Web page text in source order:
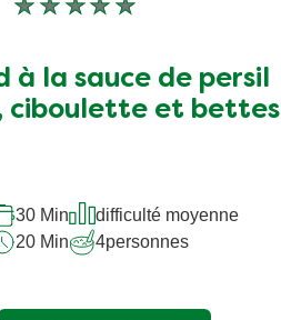
Aucune
soumise
pour
à la sauce de persil
ciboulette et bettes
30 Min
difficulté moyenne
20 Min
4personnes